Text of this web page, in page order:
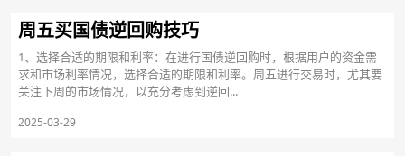
周五买国债逆回购技巧
1、选择合适的期限和利率：在进行国债逆回购时，根据用户的资金需
求和市场利率情况，选择合适的期限和利率。周五进行交易时，尤其要
关注下周的市场情况，以充分考虑到逆回...
2025-03-29